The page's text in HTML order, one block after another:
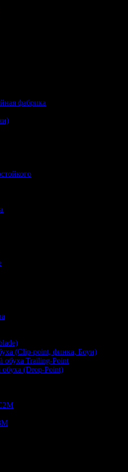
фабрика
(Clip-point, финка, Боуи)
Trailing-Point
(Drop-Point)